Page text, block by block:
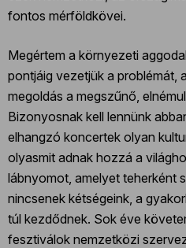
fontos mérföldkövei.
Megértem a környezeti
pontjáig vezetjük a problémát,
megoldás a megszűnő,
Bizonyosnak kell lennünk
elhangzó koncertek olyan
olyasmit adnak hozzá a
lábnyomot, amelyet teherként
nincsenek kétségeink, a
túl kezdődnek. Sok éve
fesztiválok nemzetközi